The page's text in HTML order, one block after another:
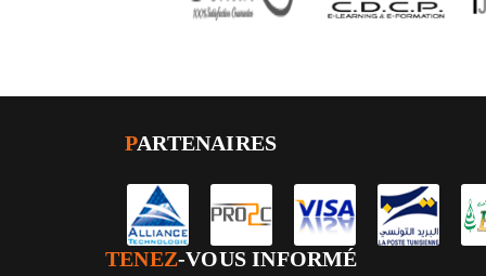
PARTENAIRES
TENEZ-VOUS INFORMÉ